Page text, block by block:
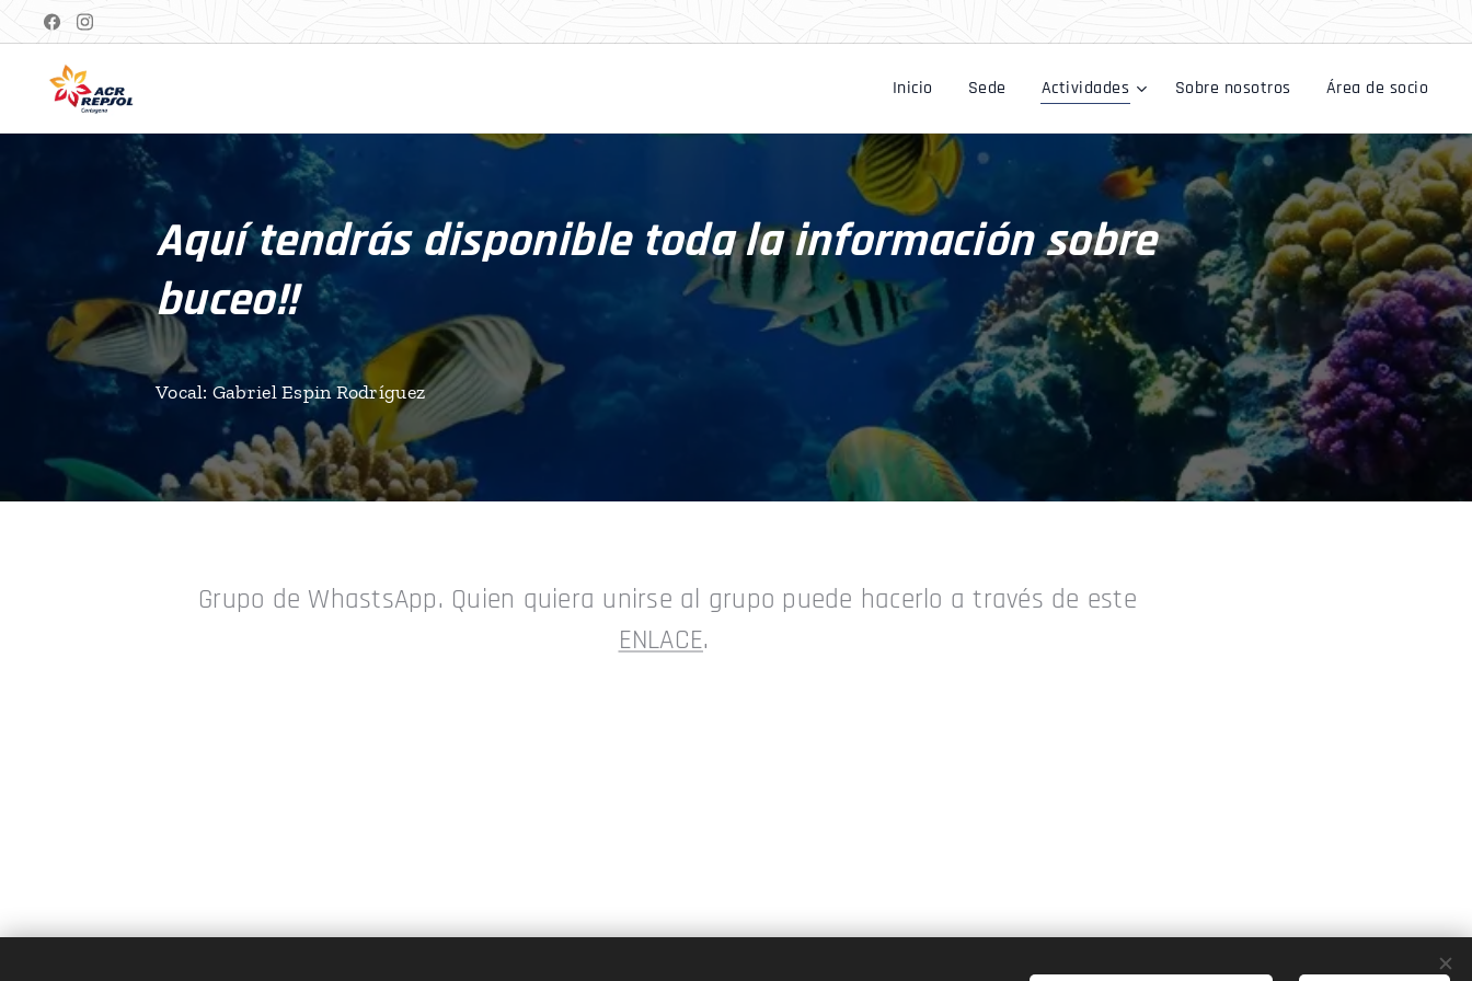
Inicio Sede Actividades Sobre nosotros Área de socio
Aquí tendrás disponible toda la información sobre
buceo!!
Vocal: Gabriel Espin Rodríguez
Grupo de WhastsApp. Quien quiera unirse al grupo puede hacerlo a través de este
ENLACE.